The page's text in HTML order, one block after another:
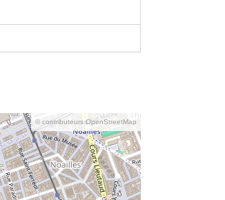
© contributeurs OpenStreetMap